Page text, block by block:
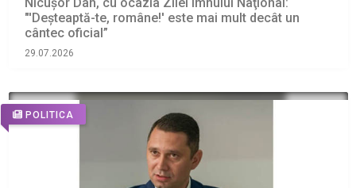
"'Deşteaptă-te, române!' este mai mult decât un
cântec oficial”
29.07.2026
POLITICA